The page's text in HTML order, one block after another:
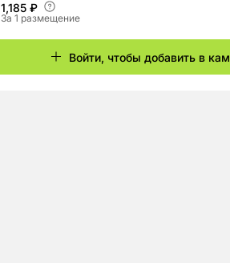
1,185 ₽
За 1 размещение
Войти, чтобы добавить в